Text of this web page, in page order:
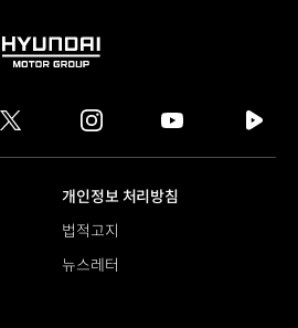
HYUNDAI
GROUP
twitter instagram
tv
개인정보 처리방침
법적고지
뉴스레터